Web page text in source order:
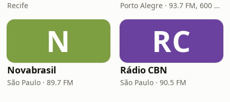
Recife Porto Alegre · 93.7 FM, 600 AM
N
Novabrasil
São Paulo · 89.7 FM
RC
Rádio CBN
São Paulo · 90.5 FM